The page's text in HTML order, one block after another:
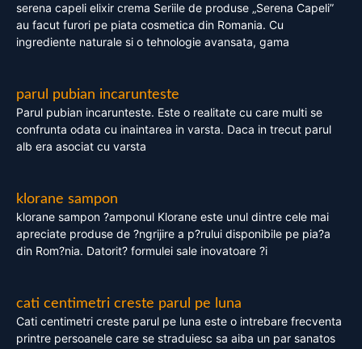
serena capeli elixir crema Seriile de produse „Serena Capeli”
au facut furori pe piata cosmetica din Romania. Cu
ingrediente naturale si o tehnologie avansata, gama
parul pubian incarunteste
Parul pubian incarunteste. Este o realitate cu care multi se
confrunta odata cu inaintarea in varsta. Daca in trecut parul
alb era asociat cu varsta
klorane sampon
klorane sampon ?amponul Klorane este unul dintre cele mai
apreciate produse de ?ngrijire a p?rului disponibile pe pia?a
din Rom?nia. Datorit? formulei sale inovatoare ?i
cati centimetri creste parul pe luna
Cati centimetri creste parul pe luna este o intrebare frecventa
printre persoanele care se straduiesc sa aiba un par sanatos